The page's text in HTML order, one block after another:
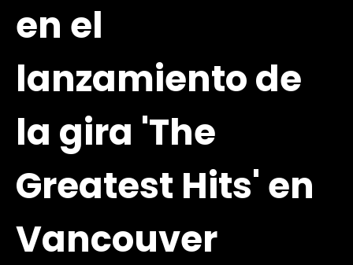
en el
lanzamiento de
la gira 'The
Greatest Hits' en
Vancouver